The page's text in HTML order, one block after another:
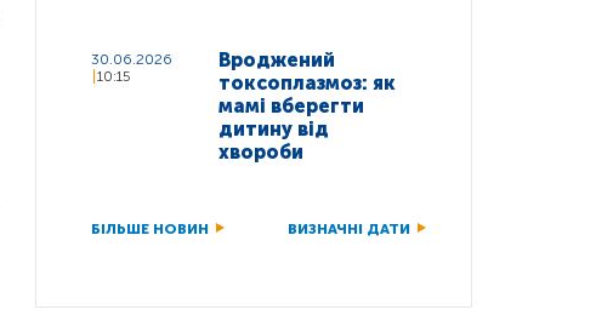
30.06.2026
10:15
Вроджений
токсоплазмоз: як
мамі вберегти
дитину від
хвороби
БІЛЬШЕ НОВИН ВИЗНАЧНІ ДАТИ